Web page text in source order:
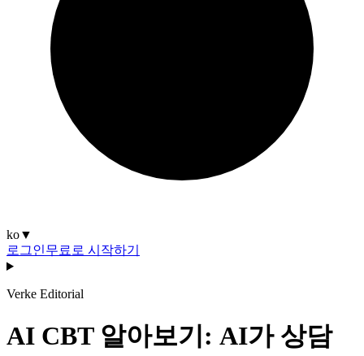
ko▼
로그인무료로 시작하기
Verke Editorial
AI CBT 알아보기: AI가 상담